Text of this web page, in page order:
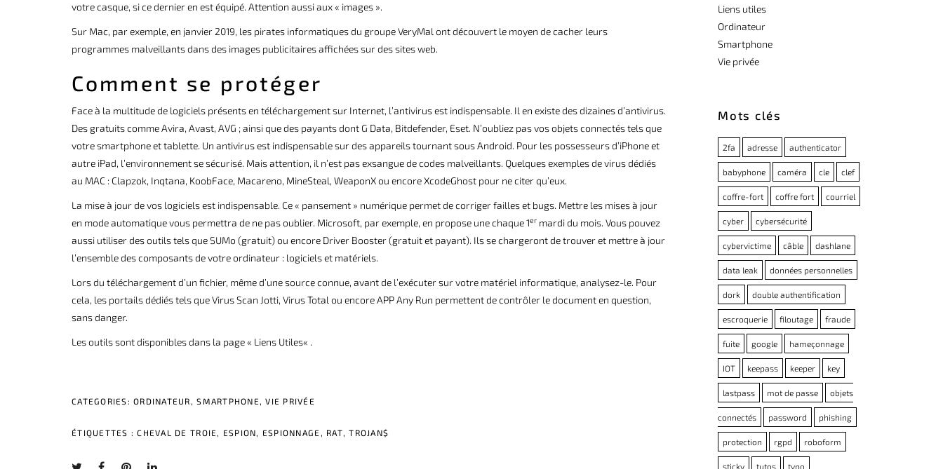
votre casque, si ce dernier en est équipé. Attention aussi aux « images ».
Sur Mac, par exemple, en janvier 2019, les pirates informatiques du groupe VeryMal ont découvert le moyen de cacher leurs
programmes malveillants dans des images publicitaires affichées sur des sites web.
Comment se protéger
Face à la multitude de logiciels présents en téléchargement sur Internet, l’antivirus est indispensable. Il en existe des dizaines d’antivirus.
Des gratuits comme Avira, Avast, AVG ; ainsi que des payants dont G Data, Bitdefender, Eset. N’oubliez pas vos objets connectés tels que
votre smartphone et tablette. Un antivirus est indispensable sur des appareils tournant sous Android. Pour les possesseurs d’iPhone et
autre iPad, l’environnement se sécurisé. Mais attention, il n’est pas exsangue de codes malveillants. Quelques exemples de virus dédiés
au MAC : Clapzok, Inqtana, KoobFace, Macareno, MineSteal, WeaponX ou encore XcodeGhost pour ne citer qu’eux.
La mise à jour de vos logiciels est indispensable. Ce « pansement » numérique permet de corriger failles et bugs. Mettre les mises à jour
en mode automatique vous permettra de ne pas oublier. Microsoft, par exemple, en propose une chaque 1er mardi du mois. Vous pouvez
aussi utiliser des outils tels que SUMo (gratuit) ou encore Driver Booster (gratuit et payant). Ils se chargeront de trouver et mettre à jour
l’ensemble des composants de votre ordinateur : logiciels et matériels.
Lors du téléchargement d’un fichier, même d’une source connue, avant de l’exécuter sur votre matériel informatique, analysez-le. Pour
cela, les portails dédiés tels que Virus Scan Jotti, Virus Total ou encore APP Any Run permettent de contrôler le document en question,
sans danger.
Les outils sont disponibles dans la page « Liens Utiles« .
CATEGORIES:ORDINATEUR ,SMARTPHONE ,VIE PRIVÉE
ÉTIQUETTES :CHEVAL DE TROIE , ESPION, ESPIONNAGE , RAT,TROJAN$
Liens utiles
Ordinateur
Smartphone
Vie privée
Mots clés
2fa adresse authenticator
babyphone caméra cle clef
coffre-fort coffre fort courriel
cyber cybersécurité
cybervictime câble dashlane
data leak données personnelles
dork double authentification
escroquerie filoutage fraude
fuite google hameçonnage
IOT keepass keeper key
lastpass mot de passe objets
connectés password phishing
protection rgpd roboform
sticky tutos typo